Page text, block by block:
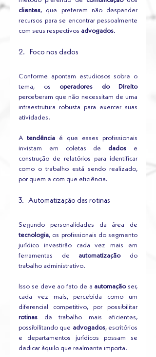
clientes, que preferem não despender
recursos para se encontrar pessoalmente
com seus respectivos advogados.
2.   Foco nos dados
Conforme apontam estudiosos sobre o
tema, os operadores do Direito
perceberam que não necessitam de uma
infraestrutura robusta para exercer suas
atividades.
A tendência é que esses profissionais
invistam em coletas de dados e
construção de relatórios para identificar
como o trabalho está sendo realizado,
por quem e com que eficiência.
3.   Automatização das rotinas
tecnologia, os profissionais do segmento
jurídico investirão cada vez mais em
ferramentas de automatização do
trabalho administrativo.
Isso se deve ao fato de a automação ser,
cada vez mais, percebida como um
rotinas de trabalho mais eficientes,
possibilitando que advogados, escritórios
e departamentos jurídicos possam se
dedicar àquilo que realmente importa.